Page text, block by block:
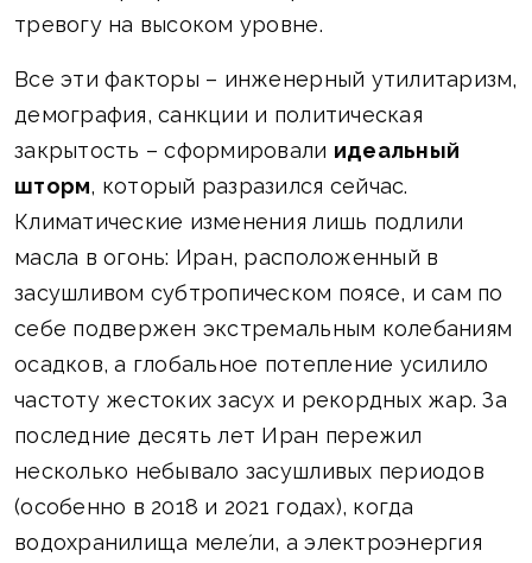
тревогу на высоком уровне.
Все эти факторы – инженерный утилитаризм,
демография, санкции и политическая
закрытость – сформировали идеальный
шторм, который разразился сейчас.
Климатические изменения лишь подлили
масла в огонь: Иран, расположенный в
засушливом субтропическом поясе, и сам по
себе подвержен экстремальным колебаниям
осадков, а глобальное потепление усилило
частоту жестоких засух и рекордных жар. За
последние десять лет Иран пережил
несколько небывало засушливых периодов
(особенно в 2018 и 2021 годах), когда
водохранилища меле́ли, а электроэнергия